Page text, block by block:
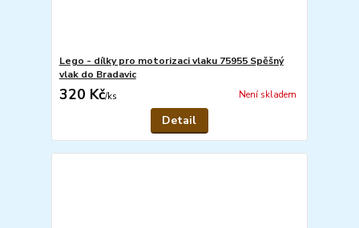
Lego - dílky pro motorizaci vlaku 75955 Spěšný
vlak do Bradavic
320 Kč/ks Není skladem
Detail